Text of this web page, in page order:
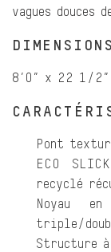
vagues douces
DIMENSIONS
8’0” x 22 1/
Pont
ECO
recyclé
Noyau
triple/
Structure